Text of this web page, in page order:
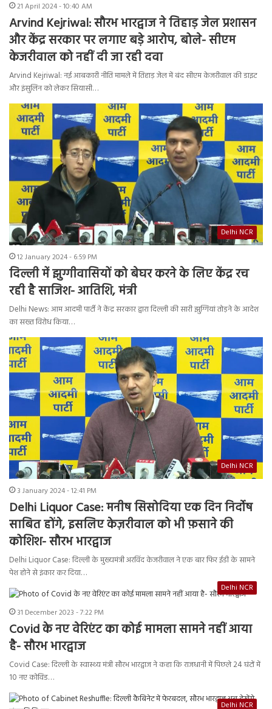
21 April 2024 - 10:40 AM
Arvind Kejriwal: सौरभ भारद्वाज ने तिहाड़ जेल प्रशासन
और केंद्र सरकार पर लगाए बड़े आरोप, बोले- सीएम
केजरीवाल को नहीं दी जा रही दवा
Arvind Kejriwal: नई आबकारी नीति मामले में तिहाड़ जेल में बंद सीएम केजरीवाल की डाइट
और इंसुलिन को लेकर सियासी…
Delhi NCR
12 January 2024 - 6:59 PM
दिल्ली में झुग्गीवासियों को बेघर करने के लिए केंद्र रच
रही है साजिश- आतिशि, मंत्री
Delhi News: आम आदमी पार्टी ने केंद्र सरकार द्वारा दिल्ली की सारी झुग्गियां तोड़ने के आदेश
का सख्त विरोध किया…
Delhi NCR
3 January 2024 - 12:41 PM
Delhi Liquor Case: मनीष सिसोदिया एक दिन निर्दोष
साबित होंगे, इसलिए केज़रीवाल को भी फ़साने की
कोशिश- सौरभ भारद्वाज
Delhi Liquor Case: दिल्ली के मुख्यमंत्री अरविंद केजरीवाल ने एक बार फिर ईडी के सामने
पेश होने से इंकार कर दिया…
Delhi NCR
31 December 2023 - 7:22 PM
Covid के नए वेरिएंट का कोई मामला सामने नहीं आया
है- सौरभ भारद्वाज
Covid Case: दिल्ली के स्वास्थ्य मंत्री सौरभ भारद्वाज ने कहा कि राजधानी में पिछले 24 घंटों में
10 नए कोविड…
Delhi NCR